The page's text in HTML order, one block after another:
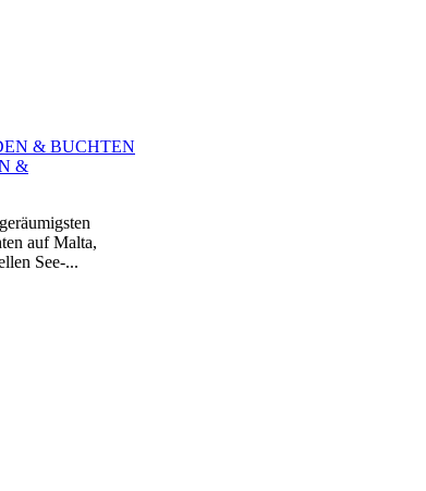
&
auf Malta,
See-...